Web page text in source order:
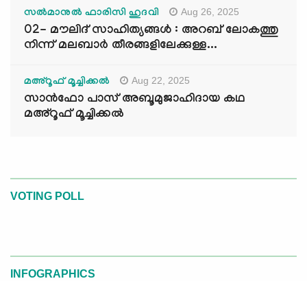
സൽമാനുൽ ഫാരിസി ഹുദവി Aug 26, 2025
02- മൗലിദ് സാഹിത്യങ്ങൾ : അറബ് ലോകത്തു
നിന്ന് മലബാർ തീരങ്ങളിലേക്കുള്ള...
മഅ്റൂഫ് മൂച്ചിക്കല്‍ Aug 22, 2025
സാൻഫോ പാസ് അബൂമുജാഹിദായ കഥ
മഅ്റൂഫ് മൂച്ചിക്കല്‍
VOTING POLL
INFOGRAPHICS